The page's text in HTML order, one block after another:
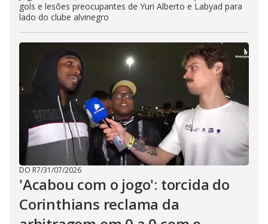
gols e lesões preocupantes de Yuri Alberto e Labyad para
lado do clube alvinegro
DO R7/31/07/2026
'Acabou com o jogo': torcida do
Corinthians reclama da